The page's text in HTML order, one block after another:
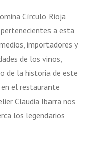
Círculo Rioja
a esta
importadores y
de los vinos,
de la historia de este
el restaurante
Claudia Ibarra nos
los legendarios